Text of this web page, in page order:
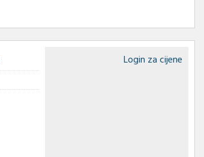
Login za cijene